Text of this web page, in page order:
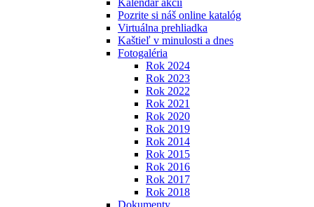
Kalendár akcií
Pozrite si náš online katalóg
Virtuálna prehliadka
Kaštieľ v minulosti a dnes
Fotogaléria
Rok 2024
Rok 2023
Rok 2022
Rok 2021
Rok 2020
Rok 2019
Rok 2014
Rok 2015
Rok 2016
Rok 2017
Rok 2018
Dokumenty